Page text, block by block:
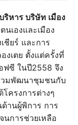
หาร บริษัท เมือง
นเองและเมือง
ชียร์ และการ
เตย ตั้งแต่ครั้งที่
ฟซี ในปี2558 จึง
วมพัฒนาชุมชนกับ
ครงการต่างๆ
านผู้พิการ การ
นการช่วยเหลือ